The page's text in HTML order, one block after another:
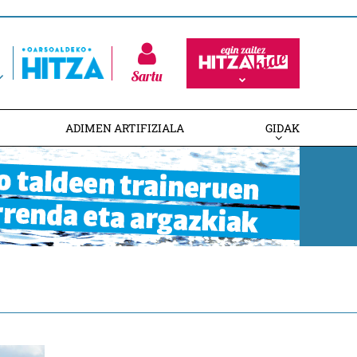
Sartu
ADIMEN ARTIFIZIALA GIDAK